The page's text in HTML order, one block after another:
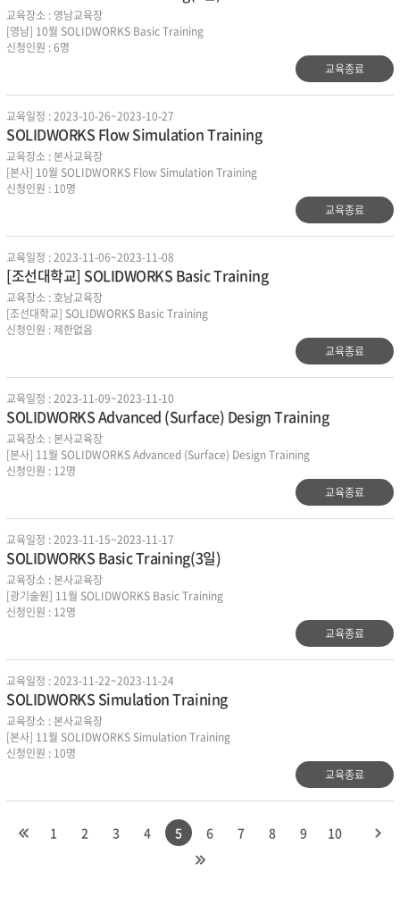
교육장소 : 영남교육장
[영남] 10월 SOLIDWORKS Basic Training
신청인원 : 6명
교육종료
교육일정 : 2023-10-26~2023-10-27
SOLIDWORKS Flow Simulation Training
교육장소 : 본사교육장
[본사] 10월 SOLIDWORKS Flow Simulation Training
신청인원 : 10명
교육종료
교육일정 : 2023-11-06~2023-11-08
[조선대학교] SOLIDWORKS Basic Training
교육장소 : 호남교육장
[조선대학교] SOLIDWORKS Basic Training
신청인원 : 제한없음
교육종료
교육일정 : 2023-11-09~2023-11-10
SOLIDWORKS Advanced (Surface) Design Training
교육장소 : 본사교육장
[본사] 11월 SOLIDWORKS Advanced (Surface) Design Training
신청인원 : 12명
교육종료
교육일정 : 2023-11-15~2023-11-17
SOLIDWORKS Basic Training(3일)
교육장소 : 본사교육장
[광기술원] 11월 SOLIDWORKS Basic Training
신청인원 : 12명
교육종료
교육일정 : 2023-11-22~2023-11-24
SOLIDWORKS Simulation Training
교육장소 : 본사교육장
[본사] 11월 SOLIDWORKS Simulation Training
신청인원 : 10명
교육종료
1 2 3 4 5 6 7 8 9 10